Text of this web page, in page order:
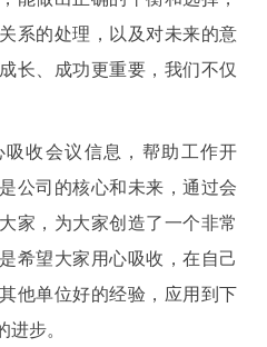
系的处理，以及对未来的意
长、成功更重要，我们不仅
收会议信息，帮助工作开
公司的核心和未来，通过会
家，为大家创造了一个非常
希望大家用心吸收，在自己
他单位好的经验，应用到下
步。